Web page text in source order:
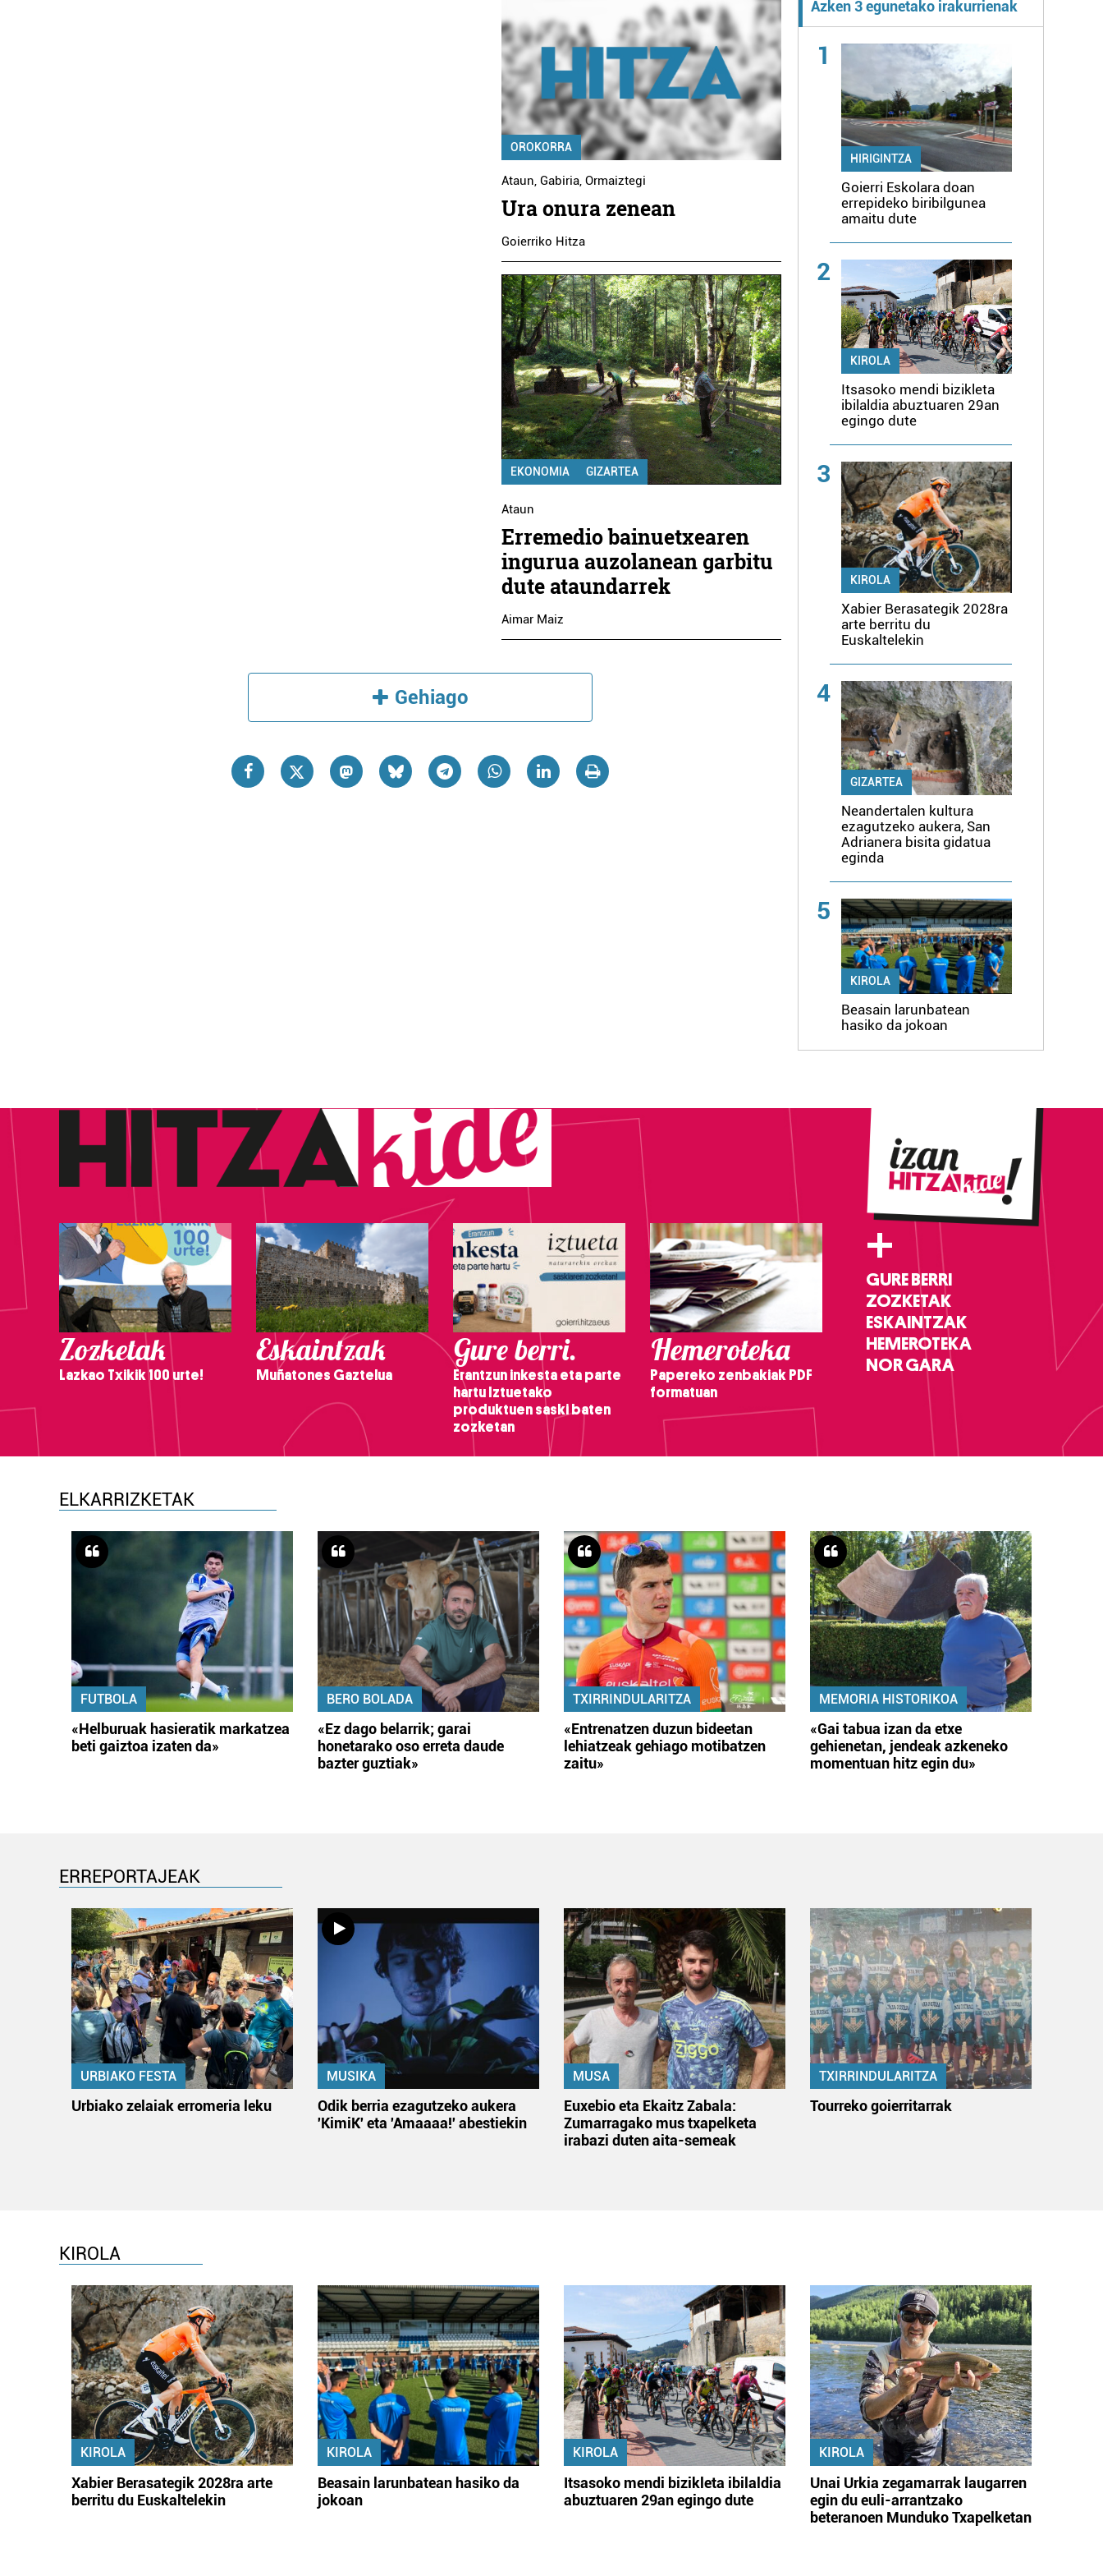
OROKORRA
Ataun,Gabiria,Ormaiztegi
Ura onura zenean
Goierriko Hitza
EKONOMIA GIZARTEA
Ataun
Erremedio bainuetxearen
ingurua auzolanean garbitu
dute ataundarrek
Aimar Maiz
Gehiago
Azken 3 egunetako irakurrienak
1
HIRIGINTZA
Goierri Eskolara doan
errepideko biribilgunea
amaitu dute
2
KIROLA
Itsasoko mendi bizikleta
ibilaldia abuztuaren 29an
egingo dute
3
KIROLA
Xabier Berasategik 2028ra
arte berritu du
Euskaltelekin
4
GIZARTEA
Neandertalen kultura
ezagutzeko aukera, San
Adrianera bisita gidatua
eginda
5
KIROLA
Beasain larunbatean
hasiko da jokoan
Zozketak
Lazkao Txikik 100 urte!
Eskaintzak
Muñatones Gaztelua
Gure berri.
Erantzun inkesta eta parte
hartu Iztuetako
produktuen saski baten
zozketan
Hemeroteka
Papereko zenbakiak PDF
formatuan
+
GURE BERRI
ZOZKETAK
ESKAINTZAK
HEMEROTEKA
NOR GARA
ELKARRIZKETAK
FUTBOLA
«Helburuak hasieratik markatzea
beti gaiztoa izaten da»
BERO BOLADA
«Ez dago belarrik; garai
honetarako oso erreta daude
bazter guztiak»
TXIRRINDULARITZA
«Entrenatzen duzun bideetan
lehiatzeak gehiago motibatzen
zaitu»
MEMORIA HISTORIKOA
«Gai tabua izan da etxe
gehienetan, jendeak azkeneko
momentuan hitz egin du»
ERREPORTAJEAK
URBIAKO FESTA
Urbiako zelaiak erromeria leku
MUSIKA
Odik berria ezagutzeko aukera
'KimiK' eta 'Amaaaa!' abestiekin
MUSA
Euxebio eta Ekaitz Zabala:
Zumarragako mus txapelketa
irabazi duten aita-semeak
TXIRRINDULARITZA
Tourreko goierritarrak
KIROLA
KIROLA
Xabier Berasategik 2028ra arte
berritu du Euskaltelekin
KIROLA
Beasain larunbatean hasiko da
jokoan
KIROLA
Itsasoko mendi bizikleta ibilaldia
abuztuaren 29an egingo dute
KIROLA
Unai Urkia zegamarrak laugarren
egin du euli-arrantzako
beteranoen Munduko Txapelketan